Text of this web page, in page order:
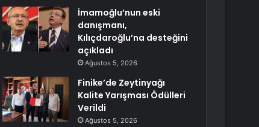
İmamoğlu’nun eski
danışmanı,
Kılıçdaroğlu’na desteğini
açıkladı
Ağustos 5, 2026
Finike’de Zeytinyağı
Kalite Yarışması Ödülleri
Verildi
Ağustos 5, 2026